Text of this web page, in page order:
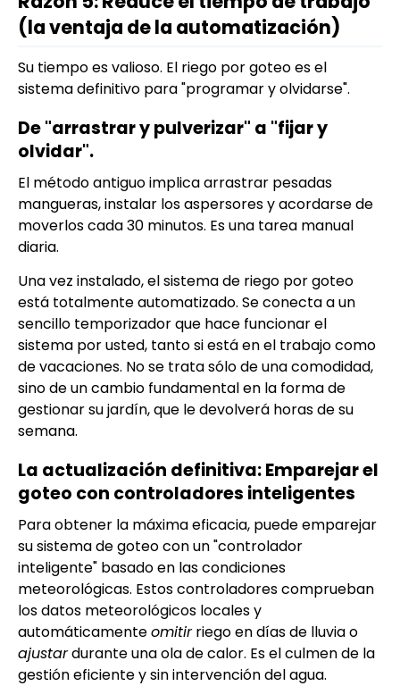
(la ventaja de la automatización)
Su tiempo es valioso. El riego por goteo es el
sistema definitivo para "programar y olvidarse".
De "arrastrar y pulverizar" a "fijar y
olvidar".
El método antiguo implica arrastrar pesadas
mangueras, instalar los aspersores y acordarse de
moverlos cada 30 minutos. Es una tarea manual
diaria.
Una vez instalado, el sistema de riego por goteo
está totalmente automatizado. Se conecta a un
sencillo temporizador que hace funcionar el
sistema por usted, tanto si está en el trabajo como
de vacaciones. No se trata sólo de una comodidad,
sino de un cambio fundamental en la forma de
gestionar su jardín, que le devolverá horas de su
semana.
La actualización definitiva: Emparejar el
goteo con controladores inteligentes
Para obtener la máxima eficacia, puede emparejar
su sistema de goteo con un "controlador
inteligente" basado en las condiciones
meteorológicas. Estos controladores comprueban
los datos meteorológicos locales y
automáticamenteomitirriego en días de lluvia o
ajustardurante una ola de calor. Es el culmen de la
gestión eficiente y sin intervención del agua.